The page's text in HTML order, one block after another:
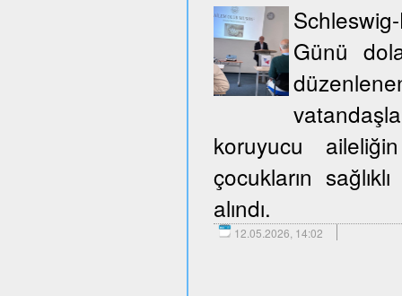
Günü
koruyucu
çocukların
alındı.
12.05.2026, 14:02